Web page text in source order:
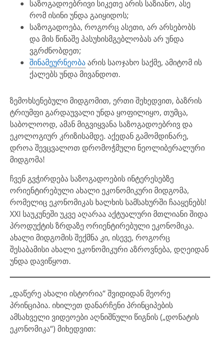
საზოგადოებრივი სიკეთე არის საზიანო, ასე
რომ ისინი უნდა გაიყიდოს;
საზოგადოება, როგორც ასეთი, არ არსებობს
და მის წინაშე პასუხისმგებლობას არ უნდა
ვგრძნობდეთ;
შინამეურნეობაარის საოჯახო საქმე, ამიტომ ის
ქალებს უნდა მივანდოთ.
ზემოხსენებული მიდგომით, ერთი შეხედვით, ბაზრის
ტრიუმფი გარდაუვალი უნდა ყოფილიყო, თუმცა,
საბოლოოდ, ამან მიგვიყვანა საზოგადოებრივ და
ეკოლოგიურ კრიზისამდე. აქედან გამომდინარე,
დროა შევცვალოთ დრომოჭმული ნეოლიბერალური
მიდგომა!
ჩვენ გვჭირდება საზოგადოების ინტერესებზე
ორიენტირებული ახალი ეკონომიკური მიდგომა,
რომელიც ეკონომიკას ხალხის სამსახურში ჩააყენებს!
XXI საუკუნეში უკვე აღარაა აქტუალური მთლიანი შიდა
პროდუქტის ზრდაზე ორიენტირებული ეკონომიკა.
ახალი მიდგომის შექმნა კი, ისევე, როგორც
შესაბამისი ახალი ეკონომიკური აზროვნება, დღეიდან
უნდა დავიწყოთ.
„დაწერე ახალი ისტორია“ შვიდიდან მეორე
პრინციპია. იხილეთ დანარჩენი პრინციპების
ამსახველი ვიდეოები აღნიშნული წიგნის („დონატის
ეკონომიკა“) მიხედვით: